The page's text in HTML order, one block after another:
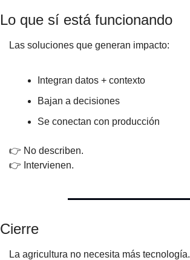
Lo que sí está funcionando
Las soluciones que generan impacto:
Integran datos + contexto
Bajan a decisiones
Se conectan con producción
👉 No describen.
👉 Intervienen.
Cierre
La agricultura no necesita más tecnología.